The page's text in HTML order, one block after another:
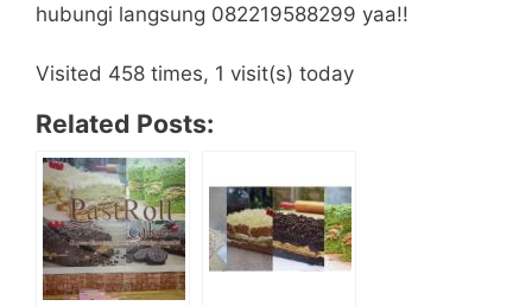
hubungi langsung 082219588299 yaa!!
Visited 458 times, 1 visit(s) today
Related Posts: